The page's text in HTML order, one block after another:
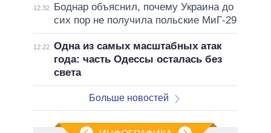
12:32
Боднар объяснил, почему Украина до
сих пор не получила польские МиГ-29
12:22 Одна из самых масштабных атак
года: часть Одессы осталась без
света
Больше новостей